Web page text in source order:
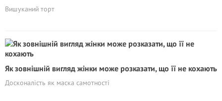
Вишуканий торт
Як зовнішній вигляд жінки може розказати, що її не кохають
Досконалість як маска самотності